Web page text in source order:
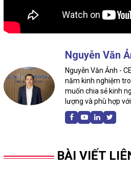
Nguyễn Văn
Nguyễn Văn Ảnh -
năm kinh nghiệm
muốn chia sẻ kinh
lượng và phù hợp
BÀI VIẾT